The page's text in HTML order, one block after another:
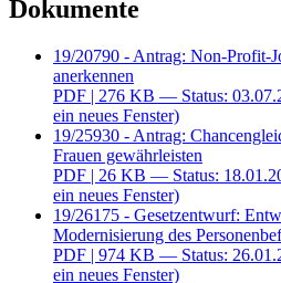
Dokumente
19/20790 - Antrag: Non-Profit-
anerkennen
PDF | 276 KB — Status:
ein neues Fenster)
19/25930 - Antrag:
Frauen gewährleisten
PDF | 26 KB — Status:
ein neues Fenster)
19/26175 - Gesetzentwurf:
Modernisierung des
PDF | 974 KB — Status:
ein neues Fenster)